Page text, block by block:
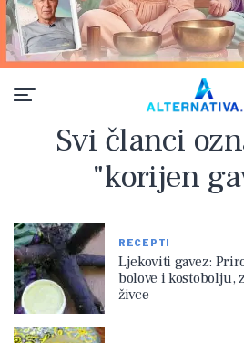
Svi članci
"korijen
RECEPTI
Ljekoviti gavez:
bolove i
živce